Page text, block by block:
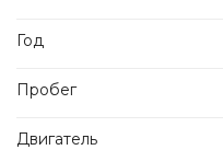
Год
Пробег
Двигатель